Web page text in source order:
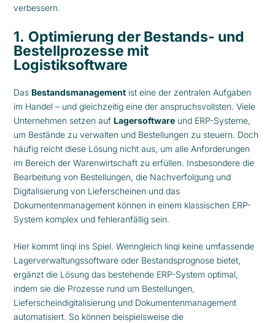
verbessern.
1. Optimierung der Bestands- und
Bestellprozesse mit
Logistiksoftware
Das Bestandsmanagement ist eine der zentralen Aufgaben
im Handel – und gleichzeitig eine der anspruchsvollsten. Viele
Unternehmen setzen auf Lagersoftware und ERP-Systeme,
um Bestände zu verwalten und Bestellungen zu steuern. Doch
häufig reicht diese Lösung nicht aus, um alle Anforderungen
im Bereich der Warenwirtschaft zu erfüllen. Insbesondere die
Bearbeitung von Bestellungen, die Nachverfolgung und
Digitalisierung von Lieferscheinen und das
Dokumentenmanagement können in einem klassischen ERP-
System komplex und fehleranfällig sein.
Hier kommt linqi ins Spiel. Wenngleich linqi keine umfassende
Lagerverwaltungssoftware oder Bestandsprognose bietet,
ergänzt die Lösung das bestehende ERP-System optimal,
indem sie die Prozesse rund um Bestellungen,
Lieferscheindigitalisierung und Dokumentenmanagement
automatisiert. So können beispielsweise die